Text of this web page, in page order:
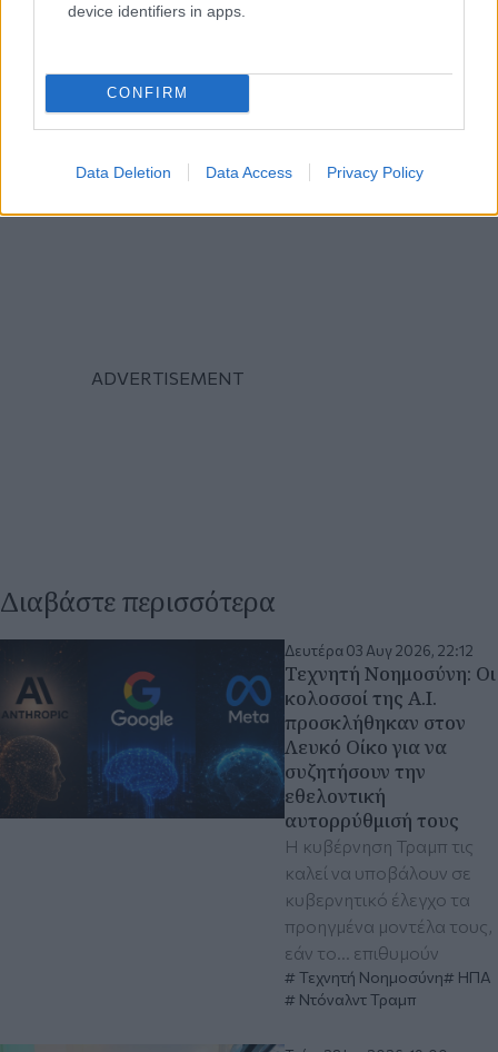
device identifiers in apps.
CONFIRM
Data Deletion Data Access Privacy Policy
Διαβάστε περισσότερα
Δευτέρα 03 Αυγ 2026, 22:12
Τεχνητή Νοημοσύνη: Οι
κολοσσοί της A.I.
προσκλήθηκαν στον
Λευκό Οίκο για να
συζητήσουν την
εθελοντική
αυτορρύθμισή τους
Η κυβέρνηση Τραμπ τις
καλεί να υποβάλουν σε
κυβερνητικό έλεγχο τα
προηγμένα μοντέλα τους,
εάν το... επιθυμούν
Τεχνητή Νοημοσύνη
ΗΠΑ
Ντόναλντ Τραμπ